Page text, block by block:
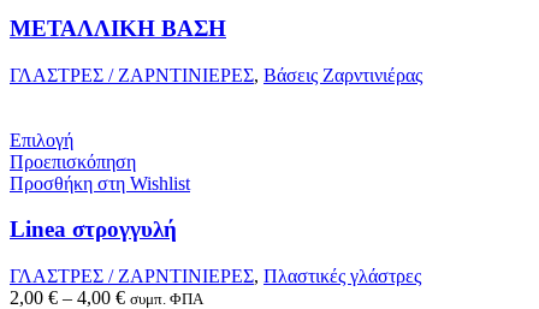
ΜΕΤΑΛΛΙΚΗ ΒΑΣΗ
ΓΛΑΣΤΡΕΣ / ΖΑΡΝΤΙΝΙΕΡΕΣ, Βάσεις Ζαρντινιέρας
Επιλογή
Προεπισκόπηση
Προσθήκη στη Wishlist
Linea στρογγυλή
ΓΛΑΣΤΡΕΣ / ΖΑΡΝΤΙΝΙΕΡΕΣ, Πλαστικές γλάστρες
2,00 € – 4,00 € συμπ. ΦΠΑ